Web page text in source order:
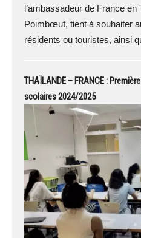
l’ambassadeur de France
Poimbœuf, tient à souhaiter
résidents ou touristes, ainsi
THAÏLANDE – FRANCE :
scolaires 2024/2025